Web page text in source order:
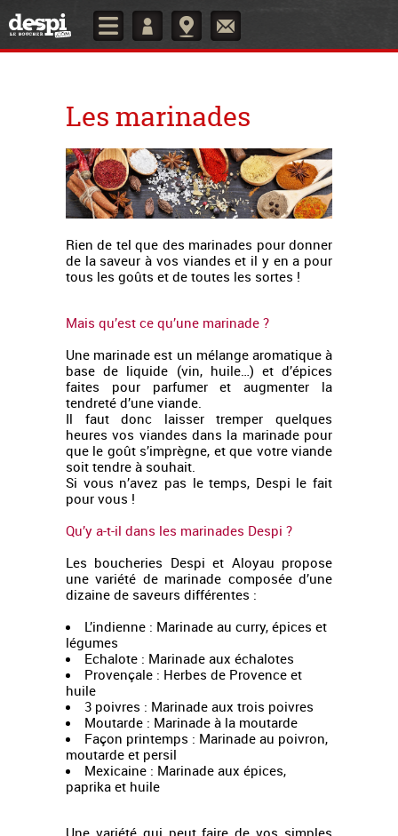
Les marinades
Rien de tel que des marinades pour donner
de la saveur à vos viandes et il y en a pour
tous les goûts et de toutes les sortes !
Mais qu’est ce qu’une marinade ?
Une marinade est un mélange aromatique à
base de liquide (vin, huile…) et d’épices
faites pour parfumer et augmenter la
tendreté d’une viande.
Il faut donc laisser tremper quelques
heures vos viandes dans la marinade pour
que le goût s’imprègne, et que votre viande
soit tendre à souhait.
Si vous n’avez pas le temps, Despi le fait
pour vous !
Qu’y a-t-il dans les marinades Despi ?
Les boucheries Despi et Aloyau propose
une variété de marinade composée d’une
dizaine de saveurs différentes :
L’indienne : Marinade au curry, épices et
légumes
Echalote : Marinade aux échalotes
Provençale : Herbes de Provence et
huile
3 poivres : Marinade aux trois poivres
Moutarde : Marinade à la moutarde
Façon printemps : Marinade au poivron,
moutarde et persil
Mexicaine : Marinade aux épices,
paprika et huile
Une variété qui peut faire de vos simples